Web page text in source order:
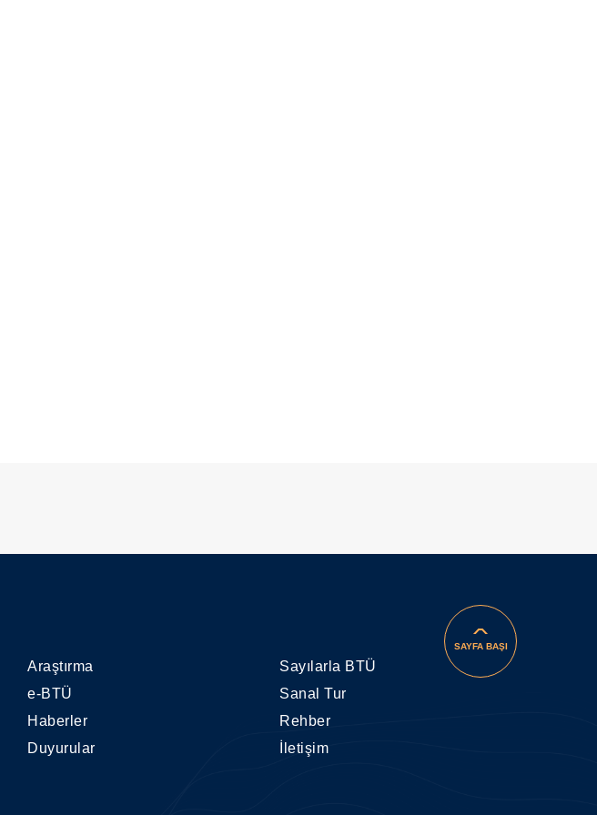
Araştırma
e-BTÜ
Haberler
Duyurular
Sayılarla BTÜ
Sanal Tur
Rehber
İletişim
SAYFA BAŞI